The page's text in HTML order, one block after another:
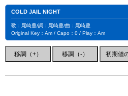
COLD JAIL NIGHT
歌：尾崎豊/詞：尾崎豊/曲：尾崎豊
Original Key：Am / Capo：0 / Play：Am